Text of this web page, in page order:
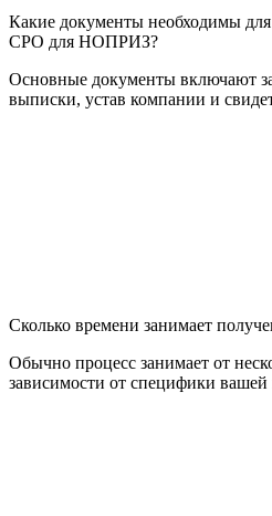
Какие документы необходимы
СРО для НОПРИЗ?
Основные документы включают
выписки, устав компании и
Сколько времени занимает
Обычно процесс занимает от
зависимости от специфики